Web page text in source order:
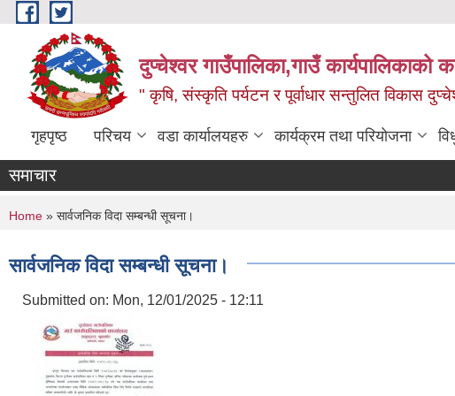
Skip to main content
दुप्चेश्वर गाउँपालिका,गाउँ कार्यपालिकाको
" कृषि, संस्कृति पर्यटन र पूर्वाधार सन्तुलित विकास
गृहपृष्ठ परिचय वडा कार्यालयहरु कार्यक्रम तथा परियोजना
समाचार
You are here
Home » सार्वजनिक विदा सम्बन्धी सूचना।
सार्वजनिक विदा सम्बन्धी सूचना।
Submitted on: Mon, 12/01/2025 - 12:11